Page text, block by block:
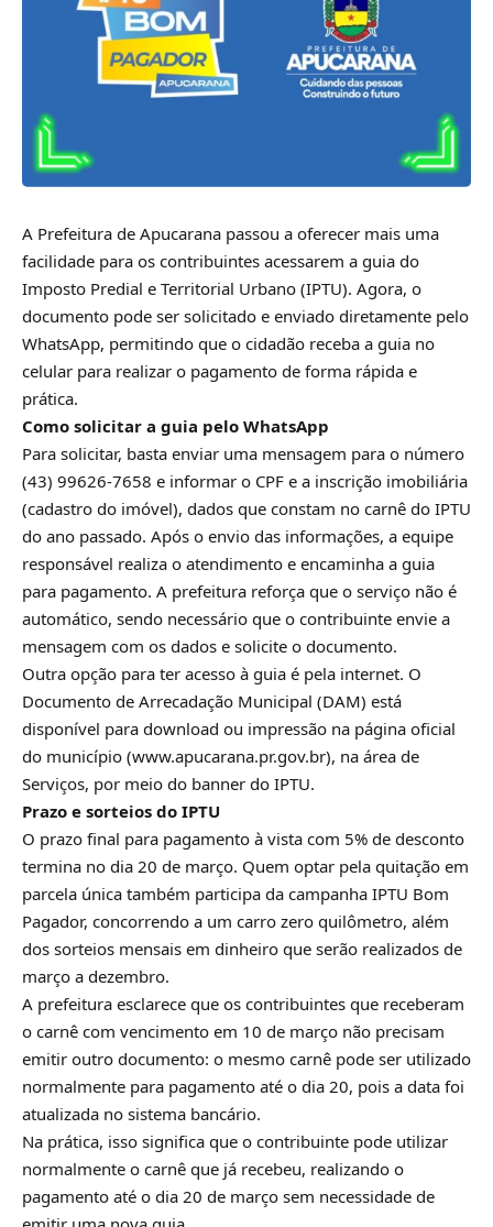
A Prefeitura de Apucarana passou a oferecer mais uma
facilidade para os contribuintes acessarem a guia do
Imposto Predial e Territorial Urbano (IPTU). Agora, o
documento pode ser solicitado e enviado diretamente pelo
WhatsApp, permitindo que o cidadão receba a guia no
celular para realizar o pagamento de forma rápida e
prática.
Como solicitar a guia pelo WhatsApp
Para solicitar, basta enviar uma mensagem para o número
(43) 99626-7658 e informar o CPF e a inscrição imobiliária
(cadastro do imóvel), dados que constam no carnê do IPTU
do ano passado. Após o envio das informações, a equipe
responsável realiza o atendimento e encaminha a guia
para pagamento. A prefeitura reforça que o serviço não é
automático, sendo necessário que o contribuinte envie a
mensagem com os dados e solicite o documento.
Outra opção para ter acesso à guia é pela internet. O
Documento de Arrecadação Municipal (DAM) está
disponível para download ou impressão na página oficial
do município (www.apucarana.pr.gov.br), na área de
Serviços, por meio do banner do IPTU.
Prazo e sorteios do IPTU
O prazo final para pagamento à vista com 5% de desconto
termina no dia 20 de março. Quem optar pela quitação em
parcela única também participa da campanha IPTU Bom
Pagador, concorrendo a um carro zero quilômetro, além
dos sorteios mensais em dinheiro que serão realizados de
março a dezembro.
A prefeitura esclarece que os contribuintes que receberam
o carnê com vencimento em 10 de março não precisam
emitir outro documento: o mesmo carnê pode ser utilizado
normalmente para pagamento até o dia 20, pois a data foi
atualizada no sistema bancário.
Na prática, isso significa que o contribuinte pode utilizar
normalmente o carnê que já recebeu, realizando o
pagamento até o dia 20 de março sem necessidade de